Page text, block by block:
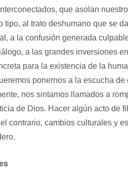
que asolan
tipo, al trato deshumano que se
a la confusión generada
a las grandes inversiones
para la existencia de la
ponernos a la escucha de
nos sintamos llamados a
de Dios. Hacer algún acto de
contrario, cambios culturales y